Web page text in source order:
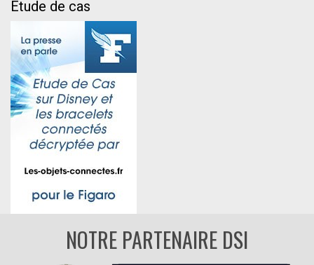
Etude de cas
NOTRE PARTENAIRE DSI